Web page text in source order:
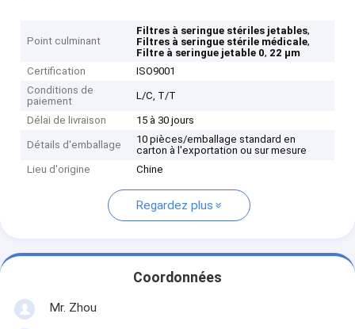
Point culminant
Filtres à seringue stériles jetables,
Filtres à seringue stérile médicale,
Filtre à seringue jetable 0, 22 μm
Certification
ISO9001
Conditions de
paiement
L/C, T/T
Délai de livraison 15 à 30 jours
Détails d'emballage
10 pièces/emballage standard en
carton à l'exportation ou sur mesure
Lieu d'origine
Chine
Regardez plus
Coordonnées
Mr. Zhou